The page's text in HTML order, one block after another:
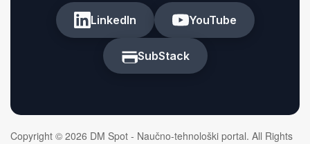
LinkedIn YouTube
SubStack
Copyright © 2026 DM Spot - Naučno-tehnološki portal. All Rights